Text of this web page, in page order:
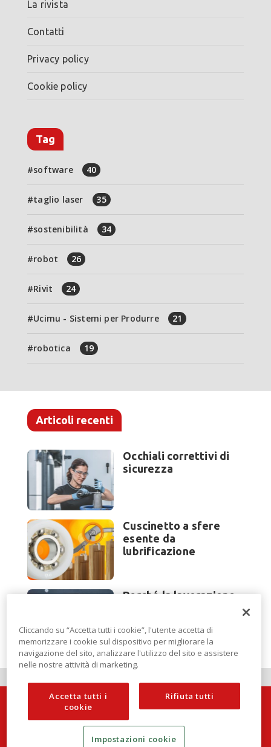
La rivista
Contatti
Privacy policy
Cookie policy
Tag
software 40
taglio laser 35
sostenibilità 34
robot 26
Rivit 24
Ucimu - Sistemi per Produrre 21
robotica 19
Articoli recenti
Occhiali correttivi di
sicurezza
Cuscinetto a sfere
esente da
lubrificazione
Perché la lavorazione
EuroBLECH 2026?
Cliccando su “Accetta tutti i cookie”, l'utente accetta di
memorizzare i cookie sul dispositivo per migliorare la
navigazione del sito, analizzare l'utilizzo del sito e assistere
nelle nostre attività di marketing.
Accetta tutti i
cookie
Rifiuta tutti
Impostazioni cookie